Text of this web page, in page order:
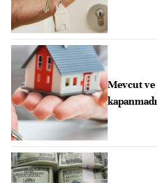
Mevcut ve
kapanmadı